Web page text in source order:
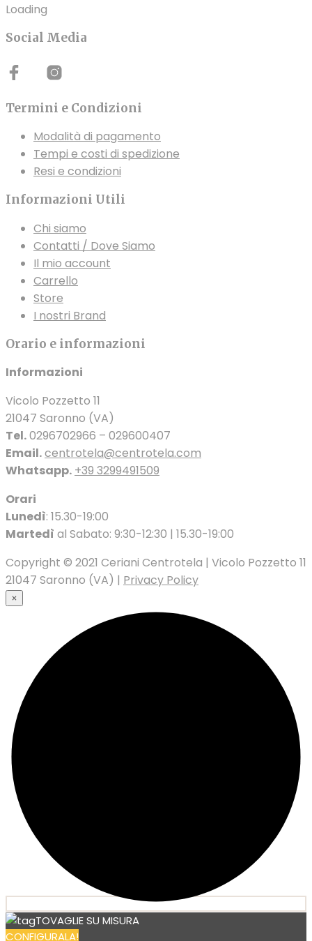
Loading
Social Media
Termini e Condizioni
Modalità di pagamento
Tempi e costi di spedizione
Resi e condizioni
Informazioni Utili
Chi siamo
Contatti / Dove Siamo
Il mio account
Carrello
Store
I nostri Brand
Orario e informazioni
Informazioni
Vicolo Pozzetto 11
21047 Saronno (VA)
Tel.0296702966 – 029600407
Email.centrotela@centrotela.com
Whatsapp. +39 3299491509
Orari
Lunedì: 15.30-19:00
Martedì al Sabato: 9:30-12:30 | 15.30-19:00
Copyright © 2021 Ceriani Centrotela | Vicolo Pozzetto 11
21047 Saronno (VA) | Privacy Policy
×
TOVAGLIE SU MISURA
CONFIGURALA!